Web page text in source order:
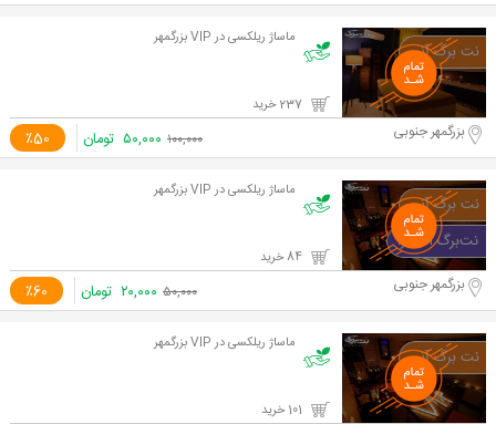
ماساژ ریلکسی در VIP بزرگمهر
٪50 بزرگمهر جنوبی ۱۰۰,۰۰۰ ۵۰,۰۰۰ تومان
ماساژ ریلکسی در VIP بزرگمهر
٪60 بزرگمهر جنوبی ۵۰,۰۰۰ ۲۰,۰۰۰ تومان
ماساژ ریلکسی در VIP بزرگمهر